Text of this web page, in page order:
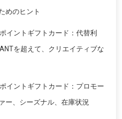
めのヒント
イントギフトカード：代替利
を超えて、クリエイティブな
イントギフトカード：プロモー
ー、シーズナル、在庫状況